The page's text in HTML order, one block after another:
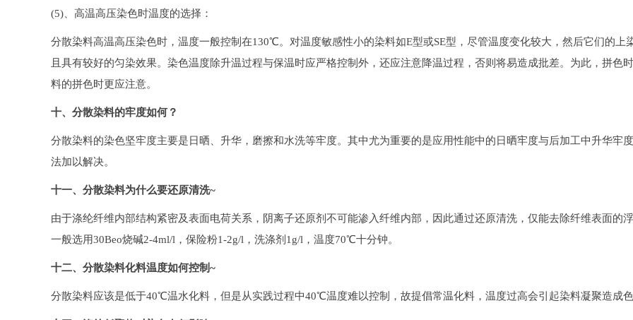
(5)、高温高压染色时温度的选择：
分散染料高温高压染色时，温度一般控制在130℃。对温度敏感性小的染料如E型或SE型，尽管温度变化较大，然后它们的
且具有较好的匀染效果。染色温度除升温过程与保温时应严格控制外，还应注意降温过程，否则将易造成批差。为此，拼色
料的拼色时更应注意。
十、分散染料的牢度如何？
分散染料的染色坚牢度主要是日晒、升华，磨擦和水洗等牢度。其中尤为重要的是应用性能中的日晒牢度与后加工中升华牢
法加以解决。
十一、分散染料为什么要还原清洗~
由于涤纶纤维内部结构紧密及表面电荷关系，阴离子还原剂不可能渗入纤维内部，因此通过还原清洗，仅能去除纤维表面的
一般选用30Beo烧碱2-4ml/l，保险粉1-2g/l，洗涤剂1g/l，温度70℃十分钟。
十二、分散染料化料温度如何控制~
分散染料应该是低于40℃温水化料，但是从实践过程中40℃温度难以控制，故提倡常温化料，温度过高会引起染料凝聚造成